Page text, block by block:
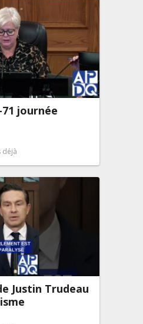
journée
déjà
Justin Trudeau